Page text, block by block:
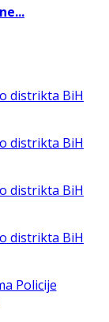
distrikta BiH
distrikta BiH
distrikta BiH
distrikta BiH
Policije